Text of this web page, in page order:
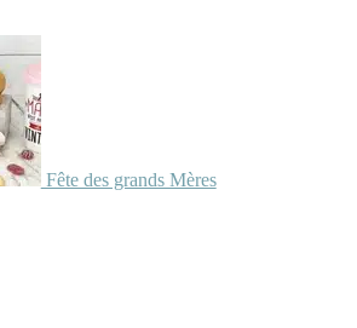
Fête des grands Mères